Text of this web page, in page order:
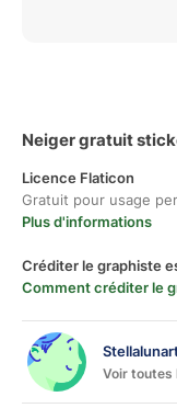
Neiger gratuit
Licence Flaticon
Gratuit pour usage
Plus d'informations
Créditer le graphiste
Comment créditer le
Voir toutes